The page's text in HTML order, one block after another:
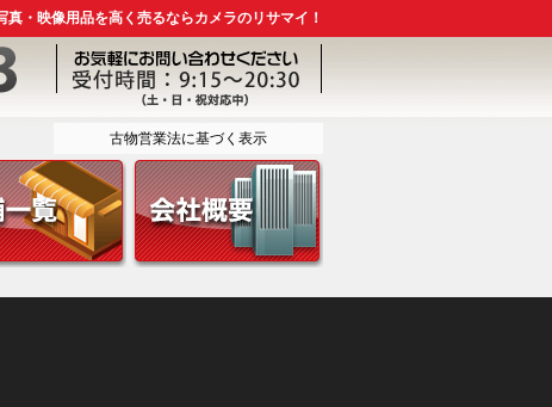
・映像用品を高く売るならカメラのリサマイ！
古物営業法に基づく表示